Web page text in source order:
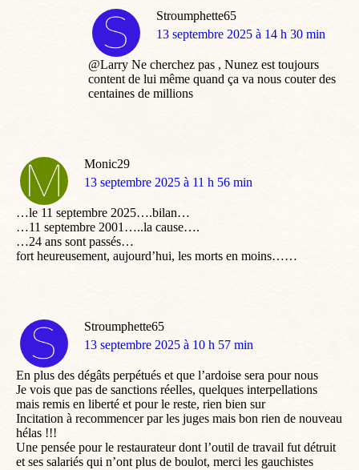
Stroumphette65
dit
13 septembre 2025 à 14 h 30 min
@Larry Ne cherchez pas , Nunez est toujours
content de lui même quand ça va nous couter des
centaines de millions
Monic29
dit
13 septembre 2025 à 11 h 56 min
…le 11 septembre 2025….bilan…
…11 septembre 2001…..la cause….
…24 ans sont passés…
fort heureusement, aujourd’hui, les morts en moins……
Stroumphette65
dit
13 septembre 2025 à 10 h 57 min
En plus des dégâts perpétués et que l’ardoise sera pour nous
Je vois que pas de sanctions réelles, quelques interpellations
mais remis en liberté et pour le reste, rien bien sur
Incitation à recommencer par les juges mais bon rien de nouveau
hélas !!!
Une pensée pour le restaurateur dont l’outil de travail fut détruit
et ses salariés qui n’ont plus de boulot, merci les gauchistes